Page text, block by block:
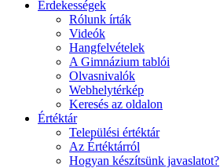
Érdekességek
Rólunk írták
Videók
Hangfelvételek
A Gimnázium tablói
Olvasnivalók
Webhelytérkép
Keresés az oldalon
Értéktár
Települési értéktár
Az Értéktárról
Hogyan készítsünk javaslatot?